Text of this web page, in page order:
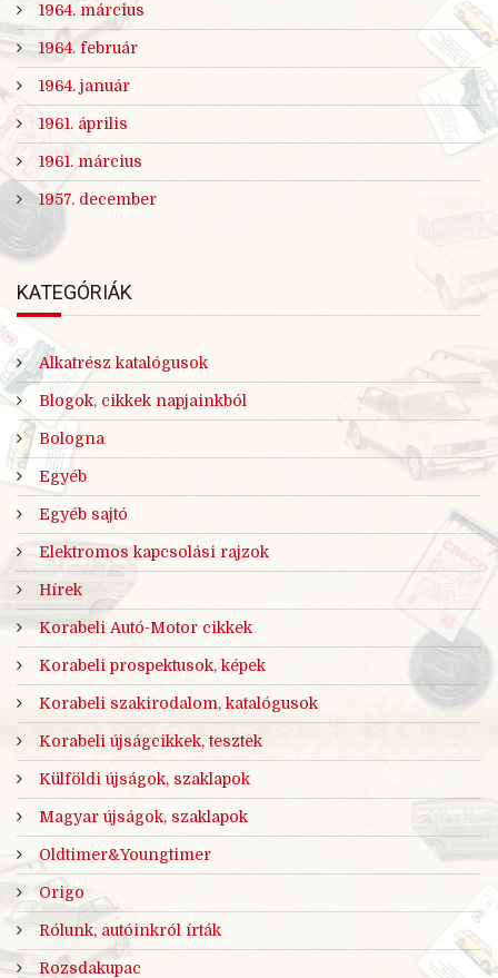
1964. március
1964. február
1964. január
1961. április
1961. március
1957. december
KATEGÓRIÁK
Alkatrész katalógusok
Blogok, cikkek napjainkból
Bologna
Egyéb
Egyéb sajtó
Elektromos kapcsolási rajzok
Hírek
Korabeli Autó-Motor cikkek
Korabeli prospektusok, képek
Korabeli szakirodalom, katalógusok
Korabeli újságcikkek, tesztek
Külföldi újságok, szaklapok
Magyar újságok, szaklapok
Oldtimer&Youngtimer
Origo
Rólunk, autóinkról írták
Rozsdakupac